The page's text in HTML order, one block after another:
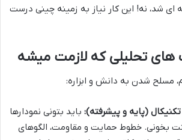
ای شد، نه! این کار نیاز به زمینه چینی درست
های تحلیلی که لازمت میشه
مسلح شدن به دانش و ابزاره:
(پایه و پیشرفته): باید بتونی نمودارها
بخونی. خطوط حمایت و مقاومت، الگوهای